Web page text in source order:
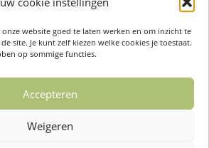
website goed te laten werken en om inzicht te
site. Je kunt zelf kiezen welke cookies je toestaat.
op sommige functies.
Accepteren
Weigeren